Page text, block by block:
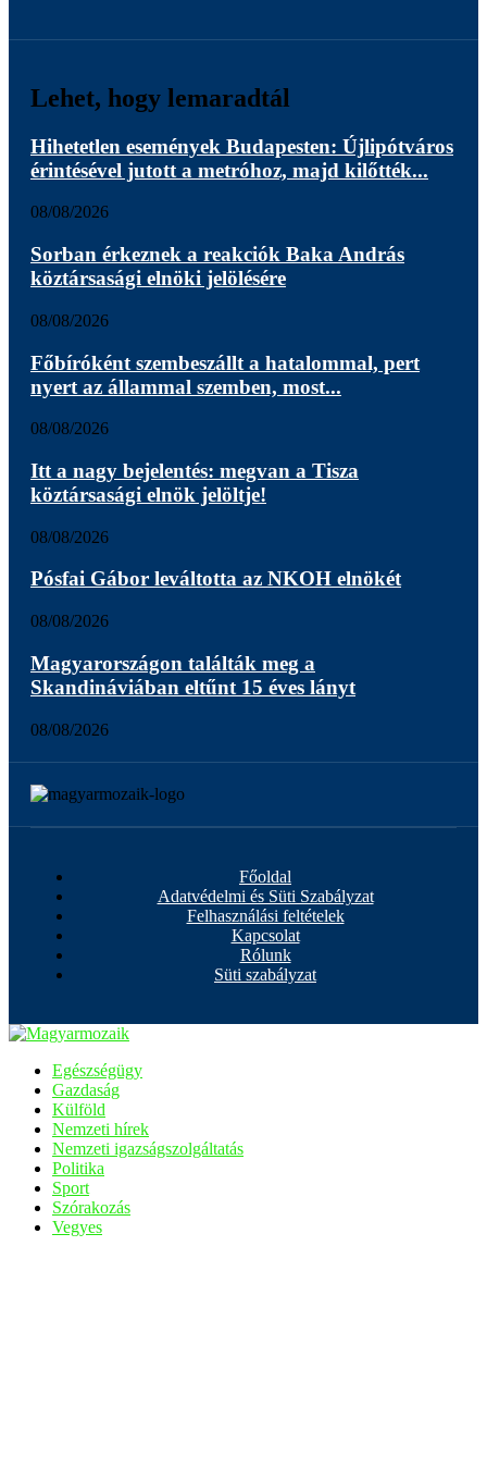
Lehet, hogy lemaradtál
Hihetetlen események Budapesten: Újlipótváros
érintésével jutott a metróhoz, majd kilőtték...
08/08/2026
Sorban érkeznek a reakciók Baka András
köztársasági elnöki jelölésére
08/08/2026
Főbíróként szembeszállt a hatalommal, pert
nyert az állammal szemben, most...
08/08/2026
Itt a nagy bejelentés: megvan a Tisza
köztársasági elnök jelöltje!
08/08/2026
Pósfai Gábor leváltotta az NKOH elnökét
08/08/2026
Magyarországon találták meg a
Skandináviában eltűnt 15 éves lányt
08/08/2026
Főoldal
Adatvédelmi és Süti Szabályzat
Felhasználási feltételek
Kapcsolat
Rólunk
Süti szabályzat
Egészségügy
Gazdaság
Külföld
Nemzeti hírek
Nemzeti igazságszolgáltatás
Politika
Sport
Szórakozás
Vegyes